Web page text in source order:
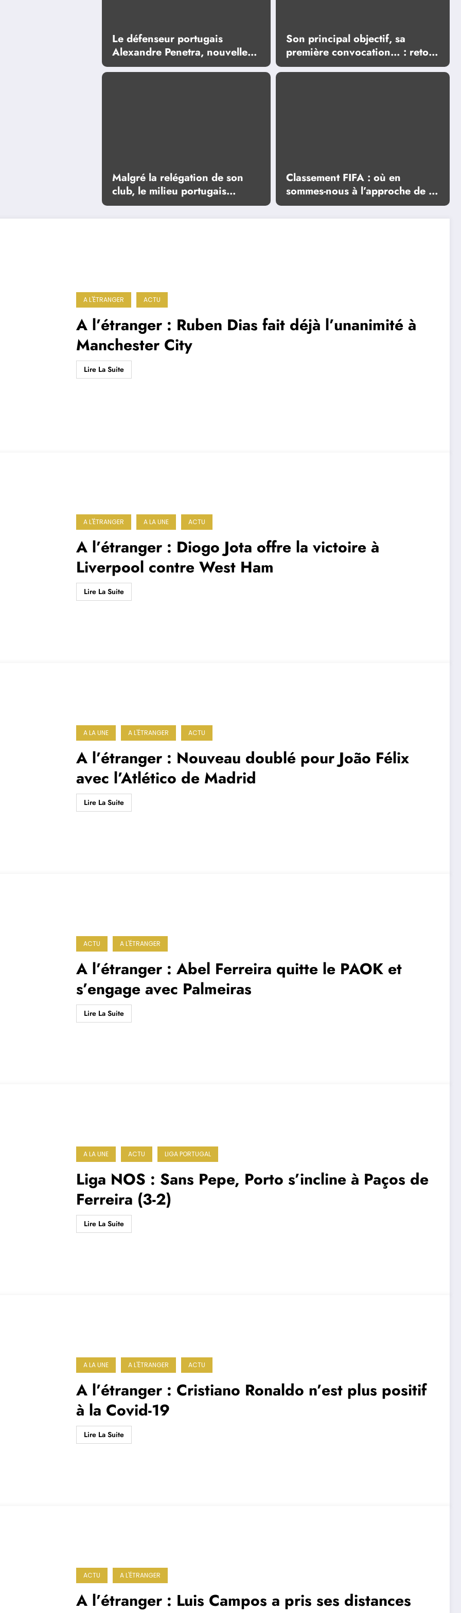
Le défenseur portugais
Alexandre Penetra, nouvelle
tête d’affiche d’un projet très
Malgré la relégation de son
club, le milieu portugais
Florentino Luís va rester en
Premier League
Son principal objectif, sa
première convocation… : retour
sur les moments forts de la
Classement FIFA : où en
sommes-nous à l’approche de la
Finale de la Coupe du Monde
2026 ?
A L'ÉTRANGER ACTU
A l’étranger : Ruben Dias fait déjà l’unanimité à
Manchester City
Lire La Suite
A L'ÉTRANGER A LA UNE ACTU
A l’étranger : Diogo Jota offre la victoire à
Liverpool contre West Ham
Lire La Suite
A LA UNE A L'ÉTRANGER ACTU
A l’étranger : Nouveau doublé pour João Félix
avec l’Atlético de Madrid
Lire La Suite
ACTU A L'ÉTRANGER
A l’étranger : Abel Ferreira quitte le PAOK et
s’engage avec Palmeiras
Lire La Suite
A LA UNE ACTU LIGA PORTUGAL
Liga NOS : Sans Pepe, Porto s’incline à Paços de
Ferreira (3-2)
Lire La Suite
A LA UNE A L'ÉTRANGER ACTU
A l’étranger : Cristiano Ronaldo n’est plus positif
à la Covid-19
Lire La Suite
ACTU A L'ÉTRANGER
A l’étranger : Luis Campos a pris ses distances